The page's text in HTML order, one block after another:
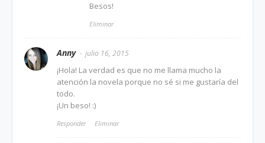
Besos!
Eliminar
Anny julio 16, 2015
¡Hola! La verdad es que no me llama mucho la
atención la novela porque no sé si me gustaría del
todo.
¡Un beso! :)
Responder Eliminar